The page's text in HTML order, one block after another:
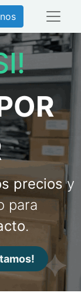
preciosy
para
.